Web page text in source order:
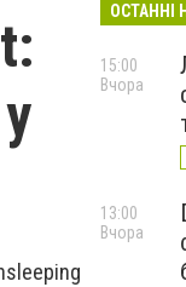
ОСТАННІ
15:00
Вчора
13:00
Вчора